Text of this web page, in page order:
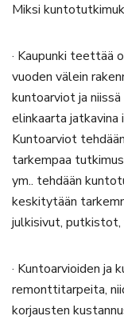
Miksi
· Kaupunki teettää
vuoden välein
kuntoarviot ja
elinkaarta jatkavina
Kuntoarviot
tarkempaa
ym.. tehdään
keskitytään
julkisivut, putkistot,
· Kuntoarvioiden ja
remonttitarpeita,
korjausten